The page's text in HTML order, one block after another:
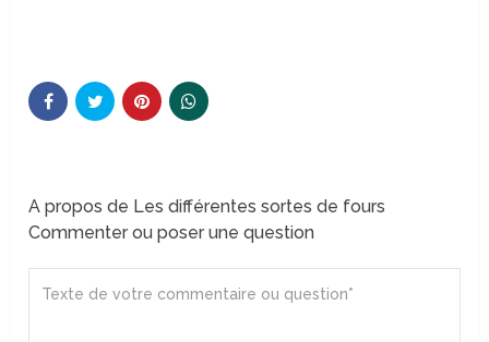
A propos de Les différentes sortes de fours
Commenter ou poser une question